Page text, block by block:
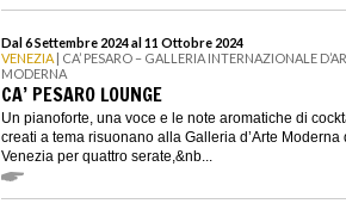
Dal 6 Settembre 2024 al 11 Ottobre 2024
VENEZIA | CA’ PESARO – GALLERIA INTERNAZIONALE
MODERNA
CA’ PESARO LOUNGE
Un pianoforte, una voce e le note aromatiche di
creati a tema risuonano alla Galleria d’Arte Moderna
Venezia per quattro serate,&nb...